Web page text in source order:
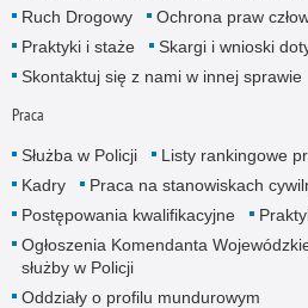
Ruch Drogowy
Ochrona praw
Praktyki i staże
Skargi i wnioski
Skontaktuj się z nami w innej sprawie
Praca
Służba w Policji
Listy rankingowe
Kadry
Praca na stanowiskach
Postępowania kwalifikacyjne
Ogłoszenia Komendanta
służby w Policji
Oddziały o profilu mundurowym